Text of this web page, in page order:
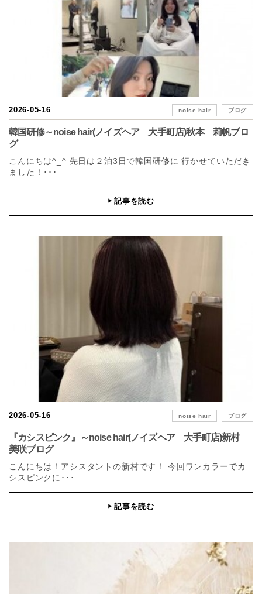
2026-05-16 noise hair ブログ
韓国研修～noise hair(ノイズヘア 大手町店)秋本 莉帆ブロ
グ
こんにちは^_^ 先日は２泊3日で韓国研修に 行かせていただき
ました！･･･
▶記事を読む
2026-05-16 noise hair ブログ
『カシスピンク』～noise hair(ノイズヘア 大手町店)新村
美咲ブログ
こんにちは！アシスタントの新村です！ 今回ワンカラーでカ
シスピンクに･･･
▶記事を読む